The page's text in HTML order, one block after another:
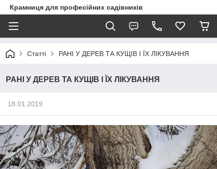
Крамниця для професійних садівників
Статті РАНІ У ДЕРЕВ ТА КУЩІВ І ЇХ ЛІКУВАННЯ
РАНІ У ДЕРЕВ ТА КУЩІВ І ЇХ ЛІКУВАННЯ
18.01.2019